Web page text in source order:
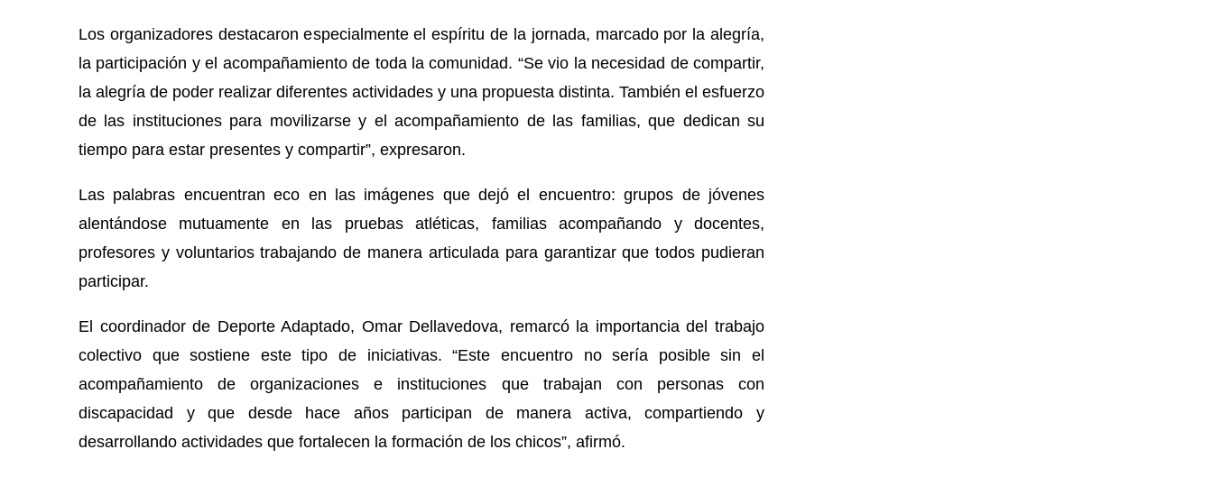
Los organizadores destacaron especialmente el espíritu de la jornada, marcado por la alegría,
la participación y el acompañamiento de toda la comunidad. “Se vio la necesidad de compartir,
la alegría de poder realizar diferentes actividades y una propuesta distinta. También el esfuerzo
de las instituciones para movilizarse y el acompañamiento de las familias, que dedican su
tiempo para estar presentes y compartir”, expresaron.
Las palabras encuentran eco en las imágenes que dejó el encuentro: grupos de jóvenes
alentándose mutuamente en las pruebas atléticas, familias acompañando y docentes,
profesores y voluntarios trabajando de manera articulada para garantizar que todos pudieran
participar.
El coordinador de Deporte Adaptado, Omar Dellavedova, remarcó la importancia del trabajo
colectivo que sostiene este tipo de iniciativas. “Este encuentro no sería posible sin el
acompañamiento de organizaciones e instituciones que trabajan con personas con
discapacidad y que desde hace años participan de manera activa, compartiendo y
desarrollando actividades que fortalecen la formación de los chicos”, afirmó.